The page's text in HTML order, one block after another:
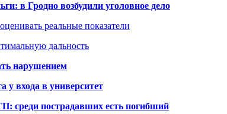
в Гродно возбудили уголовное дело
реальные показатели
дальность
нарушением
у входа в университет
среди пострадавших есть погибший